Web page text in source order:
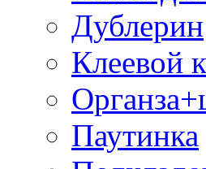
Дублерин
Клеевой
Паутинка